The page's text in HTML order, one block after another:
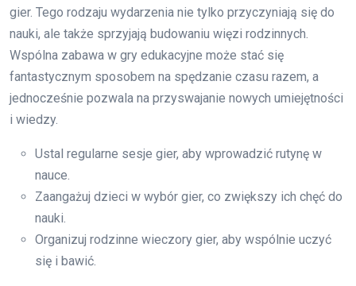
gier. Tego rodzaju wydarzenia nie tylko przyczyniają się do
nauki, ale także sprzyjają budowaniu więzi rodzinnych.
Wspólna zabawa w gry edukacyjne może stać się
fantastycznym sposobem na spędzanie czasu razem, a
jednocześnie pozwala na przyswajanie nowych umiejętności
i wiedzy.
Ustal regularne sesje gier, aby wprowadzić rutynę w
nauce.
Zaangażuj dzieci w wybór gier, co zwiększy ich chęć do
nauki.
Organizuj rodzinne wieczory gier, aby wspólnie uczyć
się i bawić.